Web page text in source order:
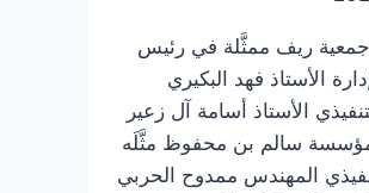
ريف ممثَّلة في رئيس
الأستاذ فهد البكيري
الأستاذ أسامة آل زعير
سالم بن محفوظ مثَّلَه
المهندس ممدوح الحربي